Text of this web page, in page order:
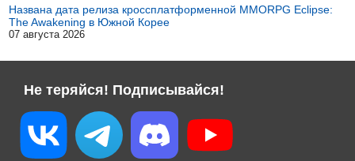
Названа дата релиза кроссплатформенной MMORPG Eclipse:
The Awakening в Южной Корее
07 августа 2026
Не теряйся! Подписывайся!